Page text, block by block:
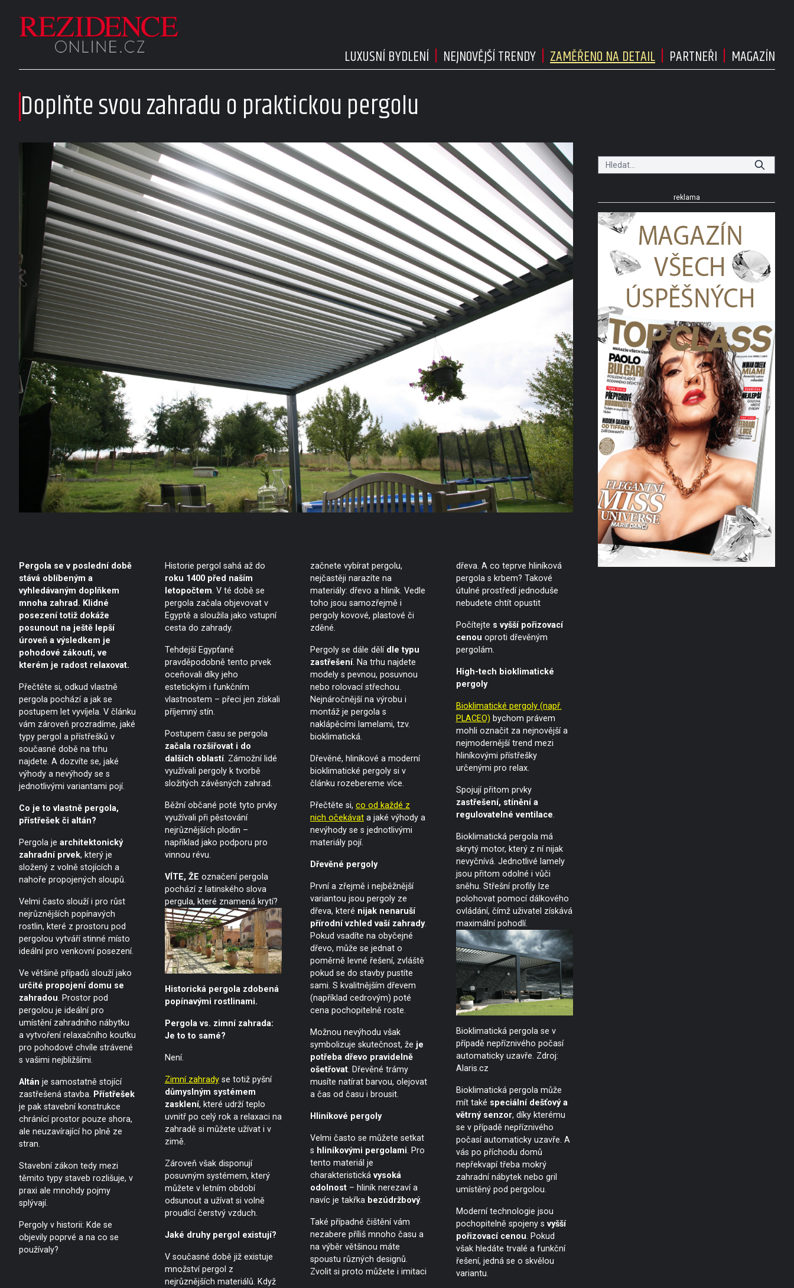
LUXUSNÍ BYDLENÍ NEJNOVĚJŠÍ TRENDY ZAMĚŘENO NA DETAIL PARTNEŘI MAGAZÍN
Doplňte svou zahradu o praktickou pergolu
Pergola se v poslední době
stává oblíbeným a
vyhledávaným doplňkem
mnoha zahrad. Klidné
posezení totiž dokáže
posunout na ještě lepší
úroveň a výsledkem je
pohodové zákoutí, ve
kterém je radost relaxovat.
Přečtěte si, odkud vlastně
pergola pochází a jak se
postupem let vyvíjela. V článku
vám zároveň prozradíme, jaké
typy pergol a přístřešků v
současné době na trhu
najdete. A dozvíte se, jaké
výhody a nevýhody se s
jednotlivými variantami pojí.
Co je to vlastně pergola,
přístřešek či altán?
Pergola je architektonický
zahradní prvek, který je
složený z volně stojících a
nahoře propojených sloupů.
Velmi často slouží i pro růst
nejrůznějších popínavých
rostlin, které z prostoru pod
pergolou vytváří stinné místo
ideální pro venkovní posezení.
Ve většině případů slouží jako
určité propojení domu se
zahradou. Prostor pod
pergolou je ideální pro
umístění zahradního nábytku
a vytvoření relaxačního koutku
pro pohodové chvíle strávené
s vašimi nejbližšími.
Altán je samostatně stojící
zastřešená stavba. Přístřešek
je pak stavební konstrukce
chránící prostor pouze shora,
ale neuzavírající ho plně ze
stran.
Stavební zákon tedy mezi
těmito typy staveb rozlišuje, v
praxi ale mnohdy pojmy
splývají.
Pergoly v historii: Kde se
objevily poprvé a na co se
používaly?
Historie pergol sahá až do
roku 1400 před naším
letopočtem. V té době se
pergola začala objevovat v
Egyptě a sloužila jako vstupní
cesta do zahrady.
Tehdejší Egypťané
pravděpodobně tento prvek
oceňovali díky jeho
estetickým i funkčním
vlastnostem – přeci jen získali
příjemný stín.
Postupem času se pergola
začala rozšiřovat i do
dalších oblastí. Zámožní lidé
využívali pergoly k tvorbě
složitých závěsných zahrad.
Běžní občané poté tyto prvky
využívali při pěstování
nejrůznějších plodin –
například jako podporu pro
vinnou révu.
VÍTE, ŽE označení pergola
pochází z latinského slova
pergula, které znamená krytí?
Historická pergola zdobená
popínavými rostlinami.
Pergola vs. zimní zahrada:
Je to to samé?
Není.
Zimní zahradyse totiž pyšní
důmyslným systémem
zasklení, které udrží teplo
uvnitř po celý rok a relaxaci na
zahradě si můžete užívat i v
zimě.
Zároveň však disponují
posuvným systémem, který
můžete v letním období
odsunout a užívat si volně
proudící čerstvý vzduch.
Jaké druhy pergol existují?
V současné době již existuje
množství pergol z
nejrůznějších materiálů. Když
začnete vybírat pergolu,
nejčastěji narazíte na
materiály: dřevo a hliník. Vedle
toho jsou samozřejmě i
pergoly kovové, plastové či
zděné.
Pergoly se dále dělí dle typu
zastřešení. Na trhu najdete
modely s pevnou, posuvnou
nebo rolovací střechou.
Nejnáročnější na výrobu i
montáž je pergola s
naklápěcími lamelami, tzv.
bioklimatická.
Dřevěné, hliníkové a moderní
bioklimatické pergoly si v
článku rozebereme více.
Přečtěte si, co od každé z
nich očekávat a jaké výhody a
nevýhody se s jednotlivými
materiály pojí.
Dřevěné pergoly
První a zřejmě i nejběžnější
variantou jsou pergoly ze
dřeva, které nijak nenaruší
přírodní vzhled vaší zahrady.
Pokud vsadíte na obyčejné
dřevo, může se jednat o
poměrně levné řešení, zvláště
pokud se do stavby pustíte
sami. S kvalitnějším dřevem
(například cedrovým) poté
cena pochopitelně roste.
Možnou nevýhodu však
symbolizuje skutečnost, že je
potřeba dřevo pravidelně
ošetřovat. Dřevěné trámy
musíte natírat barvou, olejovat
a čas od času i brousit.
Hliníkové pergoly
Velmi často se můžete setkat
s hliníkovými pergolami. Pro
tento materiál je
charakteristická vysoká
odolnost – hliník nerezaví a
navíc je takřka bezúdržbový.
Také případné čištění vám
nezabere příliš mnoho času a
na výběr většinou máte
spoustu různých designů.
Zvolit si proto můžete i imitaci
dřeva. A co teprve hliníková
pergola s krbem? Takové
útulné prostředí jednoduše
nebudete chtít opustit
Počítejte s vyšší pořizovací
cenou oproti dřevěným
pergolám.
High-tech bioklimatické
pergoly
Bioklimatické pergoly (např.
PLACEO) bychom právem
mohli označit za nejnovější a
nejmodernější trend mezi
hliníkovými přístřešky
určenými pro relax.
Spojují přitom prvky
zastřešení, stínění a
regulovatelné ventilace.
Bioklimatická pergola má
skrytý motor, který z ní nijak
nevyčnívá. Jednotlivé lamely
jsou přitom odolné i vůči
sněhu. Střešní profily lze
polohovat pomocí dálkového
ovládání, čímž uživatel získává
maximální pohodlí.
Bioklimatická pergola se v
případě nepříznivého počasí
automaticky uzavře. Zdroj:
Alaris.cz
Bioklimatická pergola může
mít také speciální dešťový a
větrný senzor, díky kterému
se v případě nepříznivého
počasí automaticky uzavře. A
vás po příchodu domů
nepřekvapí třeba mokrý
zahradní nábytek nebo gril
umístěný pod pergolou.
Moderní technologie jsou
pochopitelně spojeny s vyšší
pořizovací cenou. Pokud
však hledáte trvalé a funkční
řešení, jedná se o skvělou
variantu.
reklama